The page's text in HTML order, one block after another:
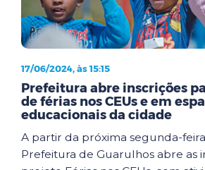
17/06/2024, às 15:15
Prefeitura abre inscrições
de férias nos CEUs e em
educacionais da cidade
A partir da próxima segunda-
Prefeitura de Guarulhos abre as